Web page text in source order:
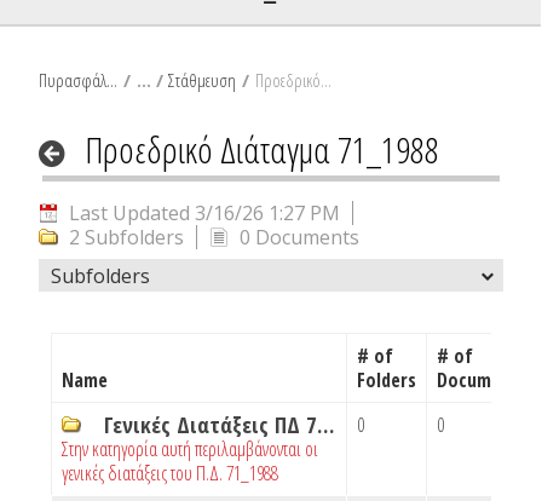
Πυρασφάλεια / Στάθμευση / Προεδρικό Διάταγμα 71_1988
Προεδρικό Διάταγμα 71_1988
Last Updated 3/16/26 1:27 PM
2 Subfolders
0 Documents
Subfolders
Name
# of
Folders
# of
Documents
Γενικές Διατάξεις ΠΔ 71_1988
Στην κατηγορία αυτή περιλαμβάνονται οι
γενικές διατάξεις του Π.Δ. 71_1988
0 0